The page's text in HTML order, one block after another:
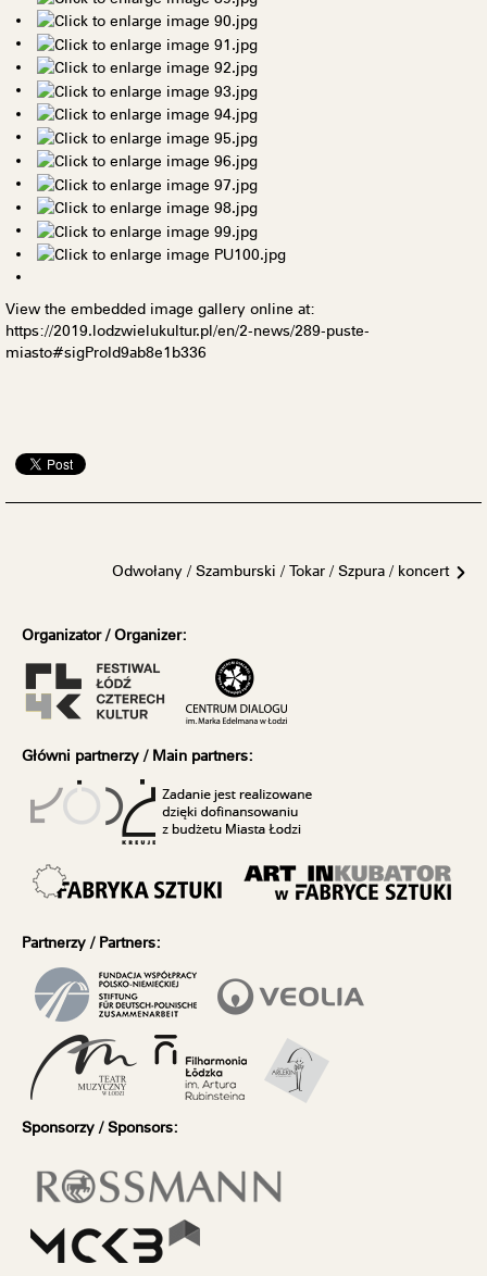
View the embedded image gallery online at:
https://2019.lodzwielukultur.pl/en/2-news/289-puste-
miasto#sigProId9ab8e1b336
Odwołany / Szamburski / Tokar / Szpura / koncert
Organizator / Organizer:
Główni partnerzy / Main partners:
Partnerzy / Partners:
Sponsorzy / Sponsors: